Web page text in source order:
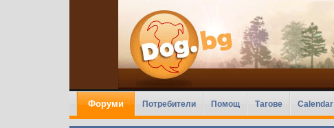
Форуми Потребители Помощ Тагове Calendar